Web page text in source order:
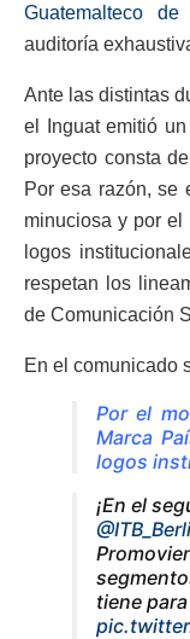
Guatemalteco
auditoría
Ante las distintas
el Inguat emitió
proyecto consta
Por esa razón, se
minuciosa y por el
logos
respetan los
de Comunicación
En el comunicado
Por el
Marca
logos
¡En el
tiene